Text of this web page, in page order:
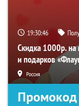
19:30:45
Скидка 1000р. на
и подарков
Россия
Промокод